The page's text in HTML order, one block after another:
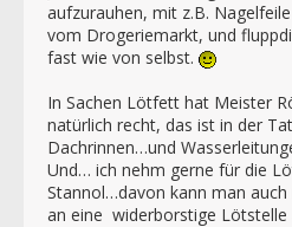
aufzurauhen, mit z.B.
vom Drogeriemarkt, und
fast wie von selbst.
In Sachen Lötfett hat Meister
natürlich recht, das ist in der
Dachrinnen…und
Und… ich nehm gerne für die
Stannol…davon kann man
an eine widerborstige Lötstelle